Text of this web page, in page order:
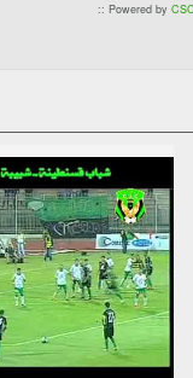
:: Powered by